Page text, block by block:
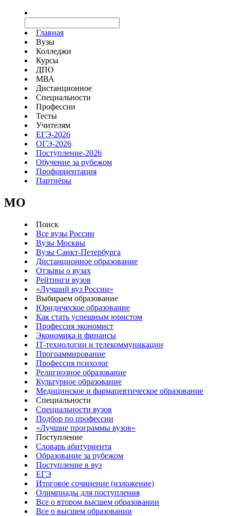
Главная
Вузы
Колледжи
Курсы
ДПО
МВА
Дистанционное
Специальности
Профессии
Тесты
Учителям
ЕГЭ-2026
ОГЭ-2026
Поступление-2026
Обучение за рубежом
Профориентация
Партнёры
MO
Поиск
Все вузы России
Вузы Москвы
Вузы Санкт-Петербурга
Дистанционное образование
Отзывы о вузах
Рейтинги вузов
«Лучший вуз России»
Выбираем образование
Юридическое образование
Как стать успешным юристом
Профессия экономист
Экономика и финансы
IT-технологии и телекоммуникации
Программирование
Профессия психолог
Религиозное образование
Культурное образование
Медицинское и фармацевтическое образование
Специальности
Специальности вузов
Подбор по профессии
«Лучшие программы вузов»
Поступление
Словарь абитуриента
Образование за рубежом
Поступление в вуз
ЕГЭ
Итоговое сочинение (изложение)
Олимпиады для поступления
Все о втором высшем образовании
Все о высшем образовании